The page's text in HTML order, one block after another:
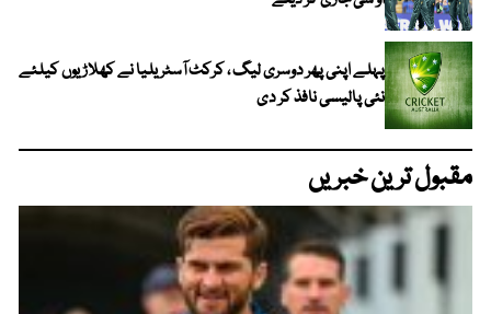
پہلے اپنی پھر دوسری لیگ ، کرکٹ آسٹریلیا نے کھلاڑیوں کیلئے
نئی پالیسی نافذ کر دی
مقبول ترین خبریں